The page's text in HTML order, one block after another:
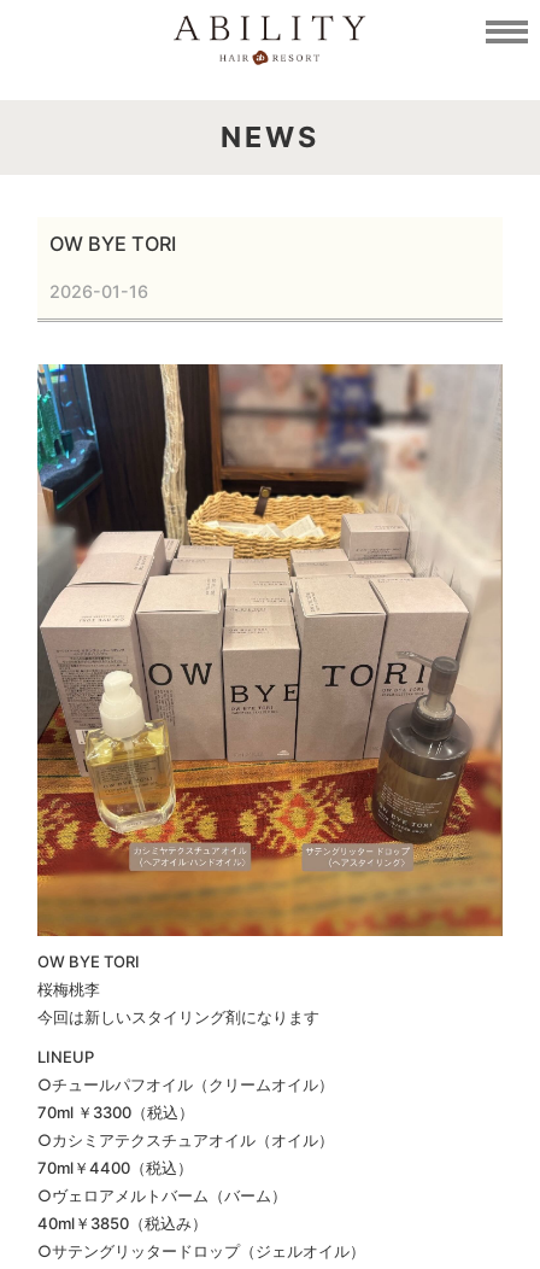
NEWS
OW BYE TORI
2026-01-16
OW BYE TORI
桜梅桃李
今回は新しいスタイリング剤になります
LINEUP︎
○チュールパフオイル（クリームオイル）
70ml ￥3300（税込）
○カシミアテクスチュアオイル（オイル）
70ml￥4400（税込）
○ヴェロアメルトバーム（バーム）
40ml￥3850（税込み）
○サテングリッタードロップ（ジェルオイル）